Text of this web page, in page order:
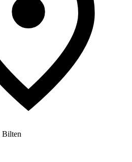
Bilten